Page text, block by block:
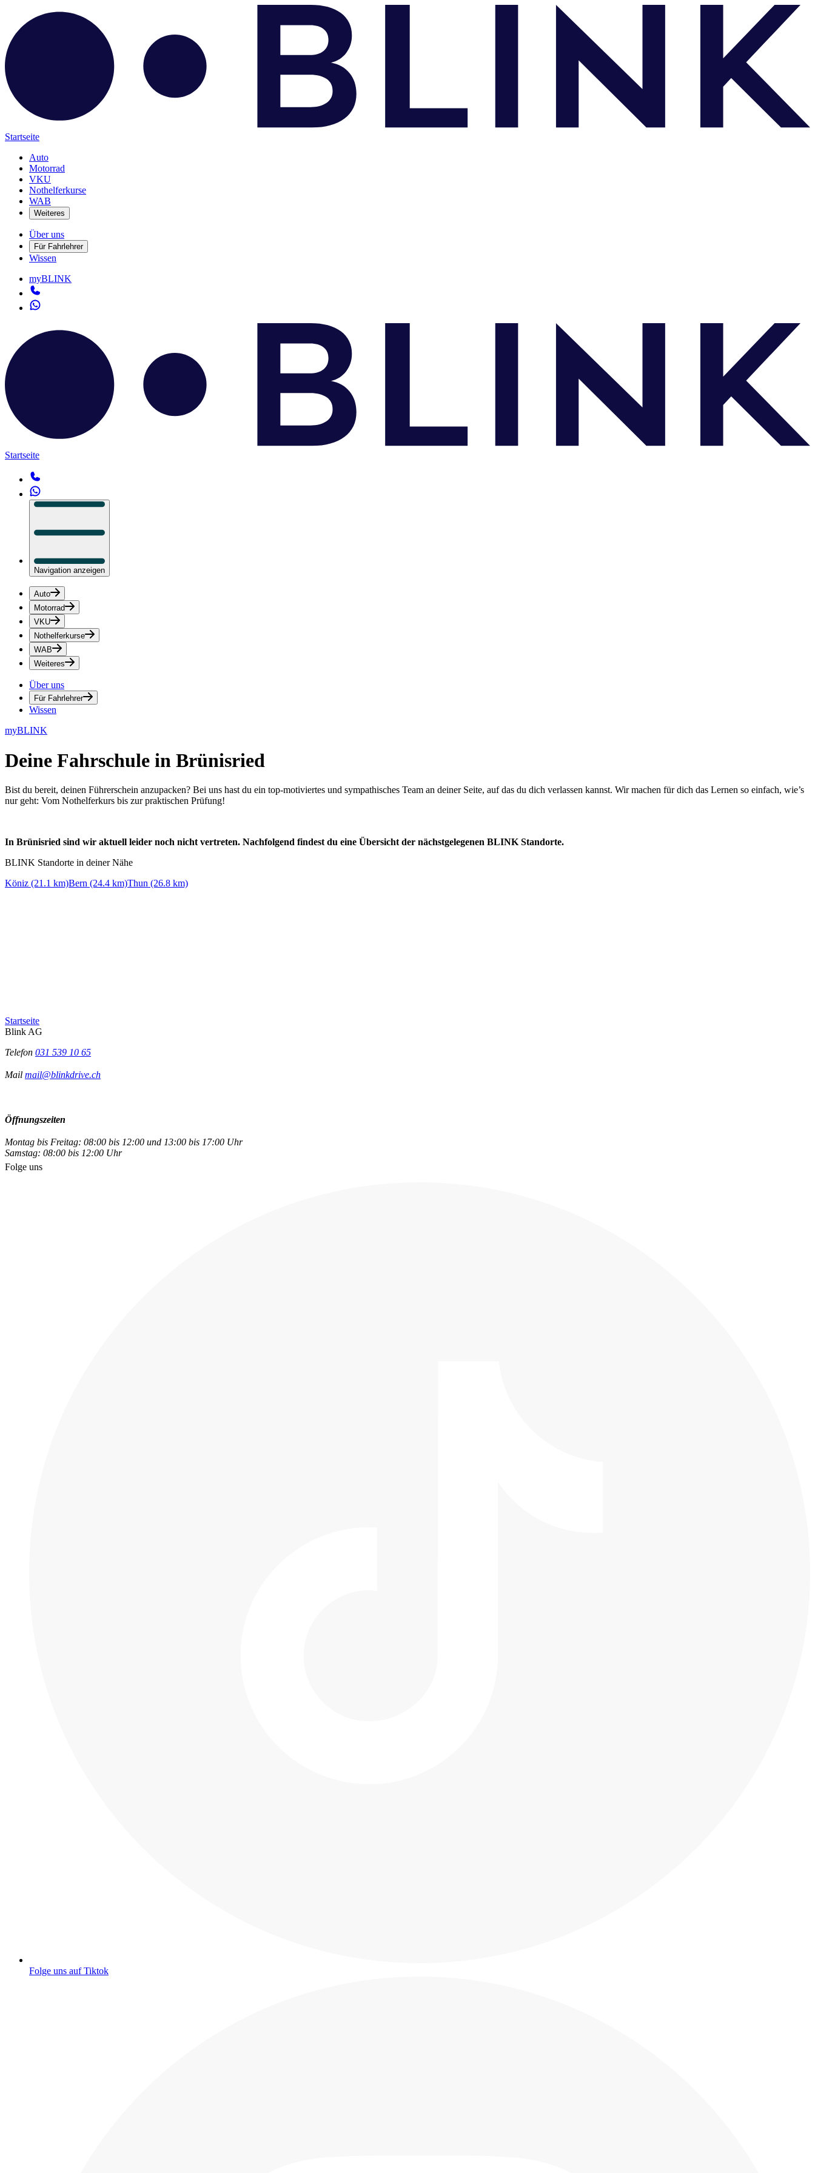
Startseite
Auto
Motorrad
VKU
Nothelferkurse
WAB
Weiteres
Über uns
Für Fahrlehrer
Wissen
myBLINK
Startseite
Navigation anzeigen
Auto
Motorrad
VKU
Nothelferkurse
WAB
Weiteres
Über uns
Für Fahrlehrer
Wissen
myBLINK
Deine Fahrschule in Brünisried
Bist du bereit, deinen Führerschein anzupacken? Bei uns hast du ein top-motiviertes und sympathisches Team an deiner Seite, auf das du dich verlassen kannst. Wir machen für dich das Lernen so einfach, wie’s
nur geht: Vom Nothelferkurs bis zur praktischen Prüfung!
In Brünisried sind wir aktuell leider noch nicht vertreten. Nachfolgend findest du eine Übersicht der nächstgelegenen BLINK Standorte.
BLINK Standorte in deiner Nähe
Köniz (21.1 km)Bern (24.4 km)Thun (26.8 km)
Startseite
Blink AG
Telefon 031 539 10 65
Mail mail@blinkdrive.ch
Öffnungszeiten
Montag bis Freitag: 08:00 bis 12:00 und 13:00 bis 17:00 Uhr
Samstag: 08:00 bis 12:00 Uhr
Folge uns
Folge uns auf Tiktok